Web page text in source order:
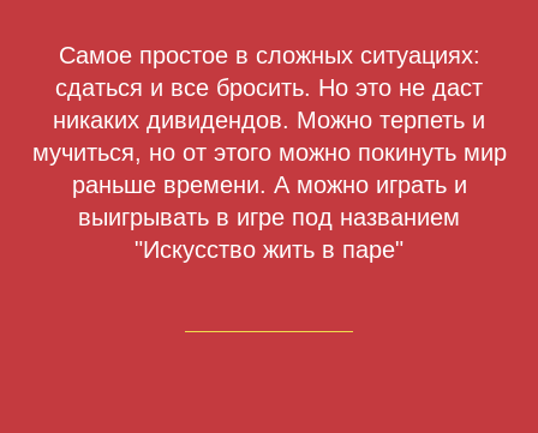
Самое простое в сложных ситуациях:
сдаться и все бросить. Но это не даст
никаких дивидендов. Можно терпеть и
мучиться, но от этого можно покинуть мир
раньше времени. А можно играть и
выигрывать в игре под названием
"Искусство жить в паре"